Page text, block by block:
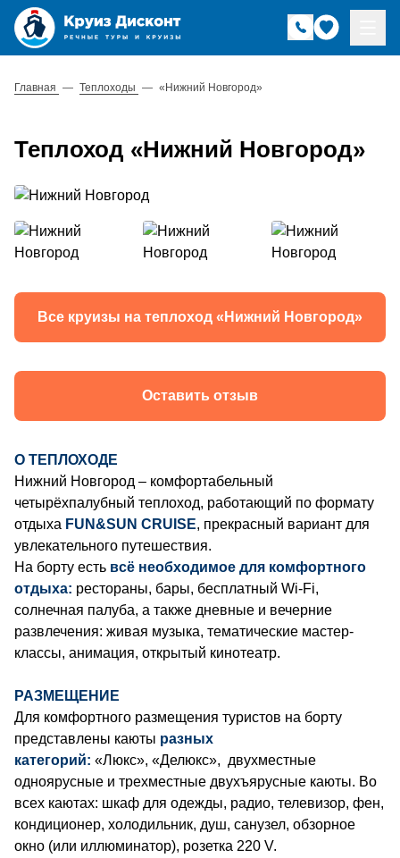
Главная — Теплоходы — «Нижний Новгород»
Теплоход «Нижний Новгород»
Все круизы на теплоход «Нижний Новгород»
Оставить отзыв
О ТЕПЛОХОДЕ
Нижний Новгород – комфортабельный
четырёхпалубный теплоход, работающий по формату
отдыха FUN&SUN CRUISE, прекрасный вариант для
увлекательного путешествия.
На борту есть всё необходимое для комфортного
отдыха: рестораны, бары, бесплатный Wi-Fi,
солнечная палуба, а также дневные и вечерние
развлечения: живая музыка, тематические мастер-
классы, анимация, открытый кинотеатр.
РАЗМЕЩЕНИЕ
Для комфортного размещения туристов на борту
представлены каюты разных
категорий: «Люкс», «Делюкс», двухместные
одноярусные и трехместные двухъярусные каюты. Во
всех каютах: шкаф для одежды, радио, телевизор, фен,
кондиционер, холодильник, душ, санузел, обзорное
окно (или иллюминатор), розетка 220 V.